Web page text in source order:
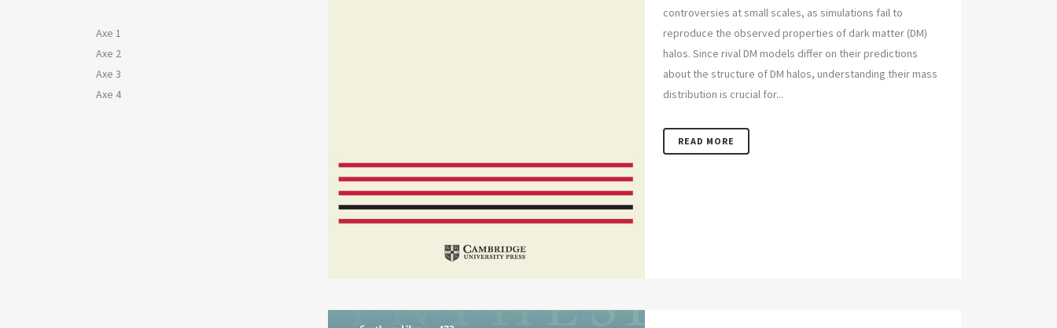
Axe 1
Axe 2
Axe 3
Axe 4
controversies at small scales, as simulations fail to
reproduce the observed properties of dark matter (DM)
halos. Since rival DM models differ on their predictions
about the structure of DM halos, understanding their mass
distribution is crucial for...
READ MORE